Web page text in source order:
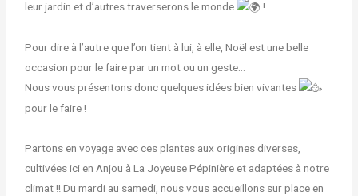
leur jardin et d’autres traverserons le monde
!
Pour dire à l’autre que l’on tient à lui, à elle, Noël est une belle
occasion pour le faire par un mot ou un geste…
Nous vous présentons donc quelques idées bien vivantes
pour le faire !
Partons en voyage avec ces plantes aux origines diverses,
cultivées ici en Anjou à La Joyeuse Pépinière et adaptées à notre
climat !! Du mardi au samedi, nous vous accueillons sur place en